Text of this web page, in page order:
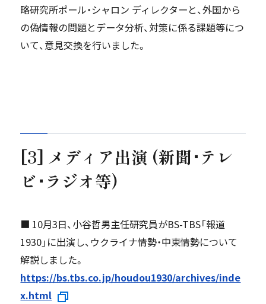
略研究所ポール・シャロン ディレクターと、外国から
の偽情報の問題とデータ分析、対策に係る課題等につ
いて、意見交換を行いました。
[3] メディア出演 (新聞･テレ
ビ･ラジオ等)
■ 10月3日、小谷哲男主任研究員がBS-TBS「報道
1930」に出演し、ウクライナ情勢・中東情勢について
解説しました。
https://bs.tbs.co.jp/houdou1930/archives/inde
x.html